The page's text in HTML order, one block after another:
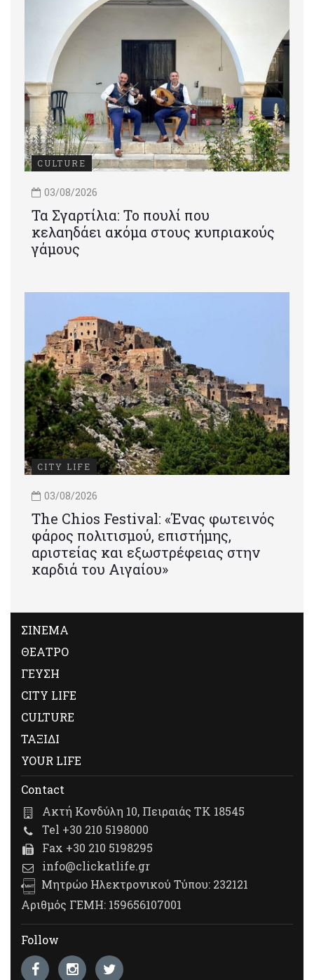
CULTURE
03/08/2026
Τα Σγαρτίλια: Το πουλί που
κελαηδάει ακόμα στους κυπριακούς
γάμους
CITY LIFE
03/08/2026
Τhe Chios Festival: «Ένας φωτεινός
φάρος πολιτισμού, επιστήμης,
αριστείας και εξωστρέφειας στην
καρδιά του Αιγαίου»
ΣΙΝΕΜΑ
ΘΕΑΤΡΟ
ΓΕΥΣΗ
CITY LIFE
CULTURE
ΤΑΞΙΔΙ
YOUR LIFE
Contact
Ακτή Κονδύλη 10, Πειραιάς ΤΚ 18545
Tel +30 210 5198000
Fax +30 210 5198295
info@clickatlife.gr
Μητρώο Ηλεκτρονικού Τύπου: 232121
Αριθμός ΓΕΜΗ: 159656107001
Follow